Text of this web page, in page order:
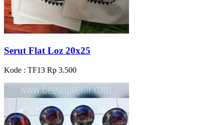
Serut Flat Loz 20x25
Kode : TF13 Rp 3.500